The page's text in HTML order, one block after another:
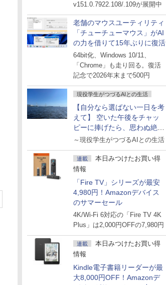
v151.0.7922.108/.109が展開中
老舗のマウスユーティリティ
「チューチューマウス」がAI
の力を借りて15年ぶりに復活
64bit化、Windows 10/11、
「Chrome」も走り回る。復活
記念で2026年末まで500円
現役学生がつづるAIとの生活
【自分なら選ばない一日を考
えて】 空いた午後をチャッ
ピーに捧げたら、思わぬ絶景
に出会った話
～現役学生がつづるAIとの生活
連載
本日みつけたお買い得
情報
「Fire TV」シリーズが最安
4,980円！Amazonデバイス
のサマーセール
4K/Wi-Fi 6対応の「Fire TV 4K
Plus」は2,000円OFFの7,980円
連載
本日みつけたお買い得
情報
Kindle電子書籍リーダーが最
大8,000円OFF！Amazonデ